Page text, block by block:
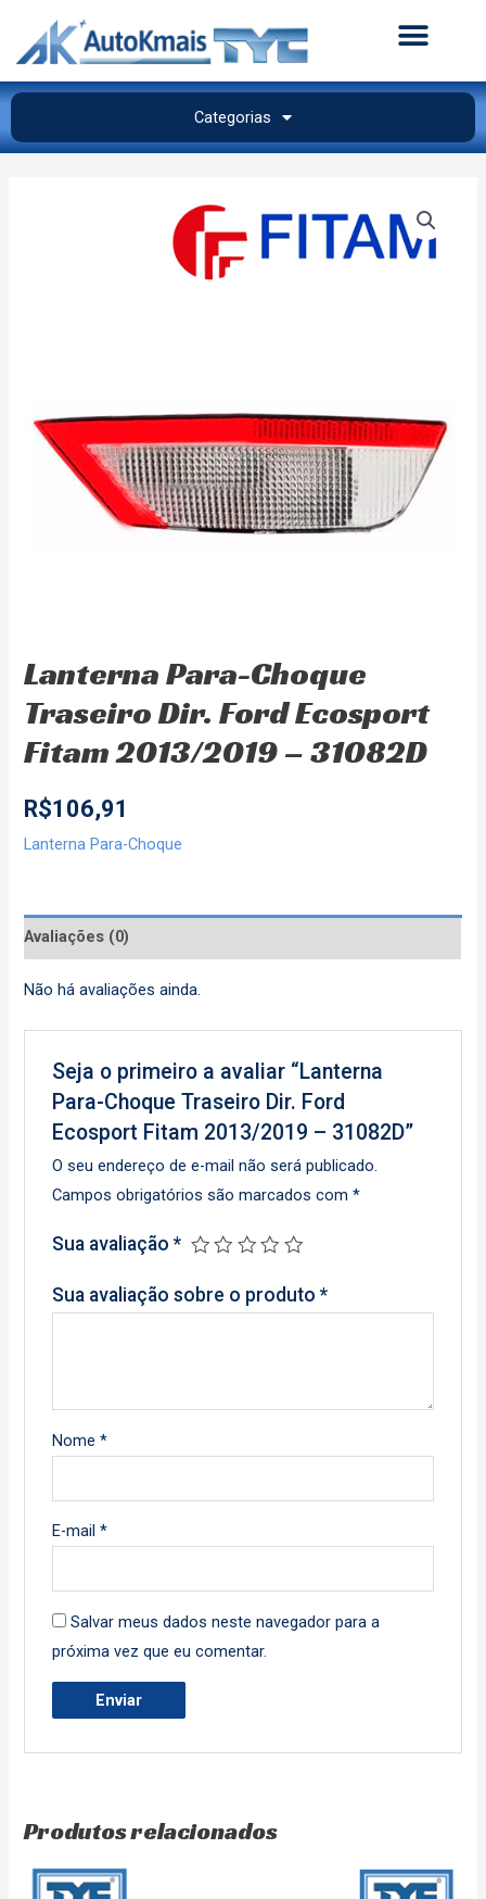
Categorias
Lanterna Para-Choque
Traseiro Dir. Ford Ecosport
Fitam 2013/2019 – 31082D
R$106,91
Lanterna Para-Choque
Avaliações (0)
Não há avaliações ainda.
Seja o primeiro a avaliar “Lanterna
Para-Choque Traseiro Dir. Ford
Ecosport Fitam 2013/2019 – 31082D”
O seu endereço de e-mail não será publicado.
Campos obrigatórios são marcados com *
Sua avaliação *
Sua avaliação sobre o produto *
Nome *
E-mail *
Salvar meus dados neste navegador para a
próxima vez que eu comentar.
Produtos relacionados